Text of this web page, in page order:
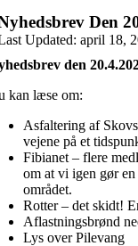
Den
Updated: april 18,
den
kan læse om:
Asfaltering af
vejene på et
Fibianet – flere
om at vi igen gør
området.
Rotter – det skidt!
Aflastningsbrønd
Lys over Pilevang